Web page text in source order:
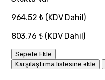
964,52 ₺ (KDV Dahil)
803,76 ₺ (KDV Dahil)
Sepete Ekle
Karşılaştırma listesine ekle